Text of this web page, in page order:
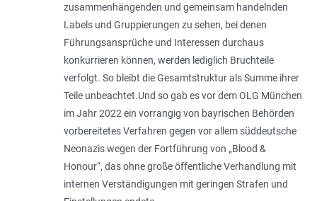
zusammenhängenden und gemeinsam handelnden
Labels und Gruppierungen zu sehen, bei denen
Führungsansprüche und Interessen durchaus
konkurrieren können, werden lediglich Bruchteile
verfolgt. So bleibt die Gesamtstruktur als Summe ihrer
Teile unbeachtet.Und so gab es vor dem OLG München
im Jahr 2022 ein vorrangig von bayrischen Behörden
vorbereitetes Verfahren gegen vor allem süddeutsche
Neonazis wegen der Fortführung von „Blood &
Honour“, das ohne große öffentliche Verhandlung mit
internen Verständigungen mit geringen Strafen und